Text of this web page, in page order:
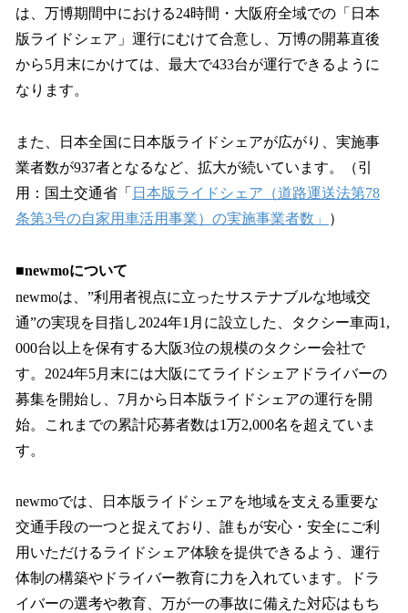
は、万博期間中における24時間・大阪府全域での「日本
版ライドシェア」運行にむけて合意し、万博の開幕直後
から5月末にかけては、最大で433台が運行できるように
なります。
また、日本全国に日本版ライドシェアが広がり、実施事
業者数が937者となるなど、拡大が続いています。（引
用：国土交通省「 日本版ライドシェア（道路運送法第78
条第3号の自家用車活用事業）の実施事業者数」
）
■newmoについて
newmoは、”利用者視点に立ったサステナブルな地域交
通”の実現を目指し2024年1月に設立した、タクシー車両1,
000台以上を保有する大阪3位の規模のタクシー会社で
す。2024年5月末には大阪にてライドシェアドライバーの
募集を開始し、7月から日本版ライドシェアの運行を開
始。これまでの累計応募者数は1万2,000名を超えていま
す。
newmoでは、日本版ライドシェアを地域を支える重要な
交通手段の一つと捉えており、誰もが安心・安全にご利
用いただけるライドシェア体験を提供できるよう、運行
体制の構築やドライバー教育に力を入れています。ドラ
イバーの選考や教育、万が一の事故に備えた対応はもち